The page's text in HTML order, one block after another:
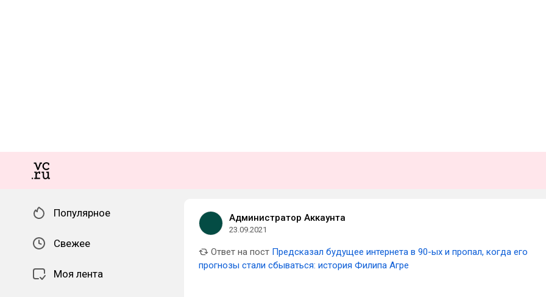
Популярное
Свежее
Моя лента
Администратор Аккаунта
23.09.2021
Ответ на пост Предсказал будущее интернета в 90-ых и пропал, когда его
прогнозы стали сбываться: история Филипа Агре